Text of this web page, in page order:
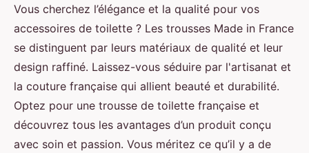
Trousse de toilette française :
élégance et qualité made in
France
Joseph•5 juillet 2024• 3 min de lecture
Vous cherchez l’élégance et la qualité pour vos
accessoires de toilette ? Les trousses Made in France
se distinguent par leurs matériaux de qualité et leur
design raffiné. Laissez-vous séduire par l'artisanat et
la couture française qui allient beauté et durabilité.
Optez pour une trousse de toilette française et
découvrez tous les avantages d’un produit conçu
avec soin et passion. Vous méritez ce qu’il y a de